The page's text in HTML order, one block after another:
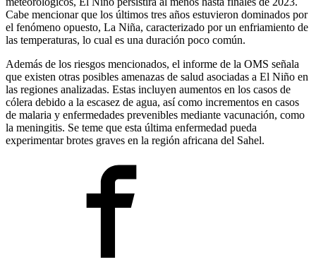
Cabe mencionar que los últimos tres años estuvieron dominados por
el fenómeno opuesto, La Niña, caracterizado por un enfriamiento de
las temperaturas, lo cual es una duración poco común.
Además de los riesgos mencionados, el informe de la OMS señala
que existen otras posibles amenazas de salud asociadas a El Niño en
las regiones analizadas. Estas incluyen aumentos en los casos de
cólera debido a la escasez de agua, así como incrementos en casos
de malaria y enfermedades prevenibles mediante vacunación, como
la meningitis. Se teme que esta última enfermedad pueda
experimentar brotes graves en la región africana del Sahel.